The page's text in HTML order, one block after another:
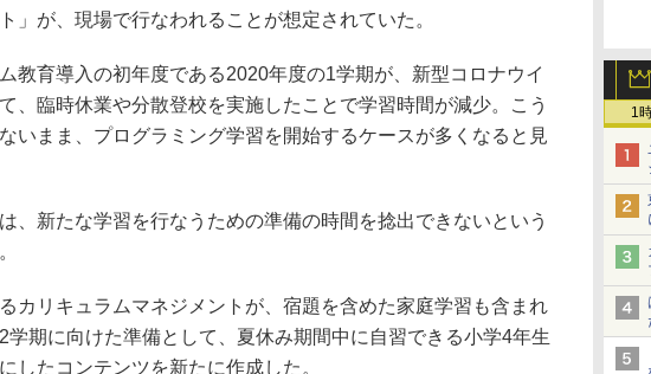
1
」が、現場で行なわれることが想定されていた。
教育導入の初年度である2020年度の1学期が、新型コロナウイ
、臨時休業や分散登校を実施したことで学習時間が減少。こう
いまま、プログラミング学習を開始するケースが多くなると見
、新たな学習を行なうための準備の時間を捻出できないという
カリキュラムマネジメントが、宿題を含めた家庭学習も含まれ
学期に向けた準備として、夏休み期間中に自習できる小学4年生
したコンテンツを新たに作成した。